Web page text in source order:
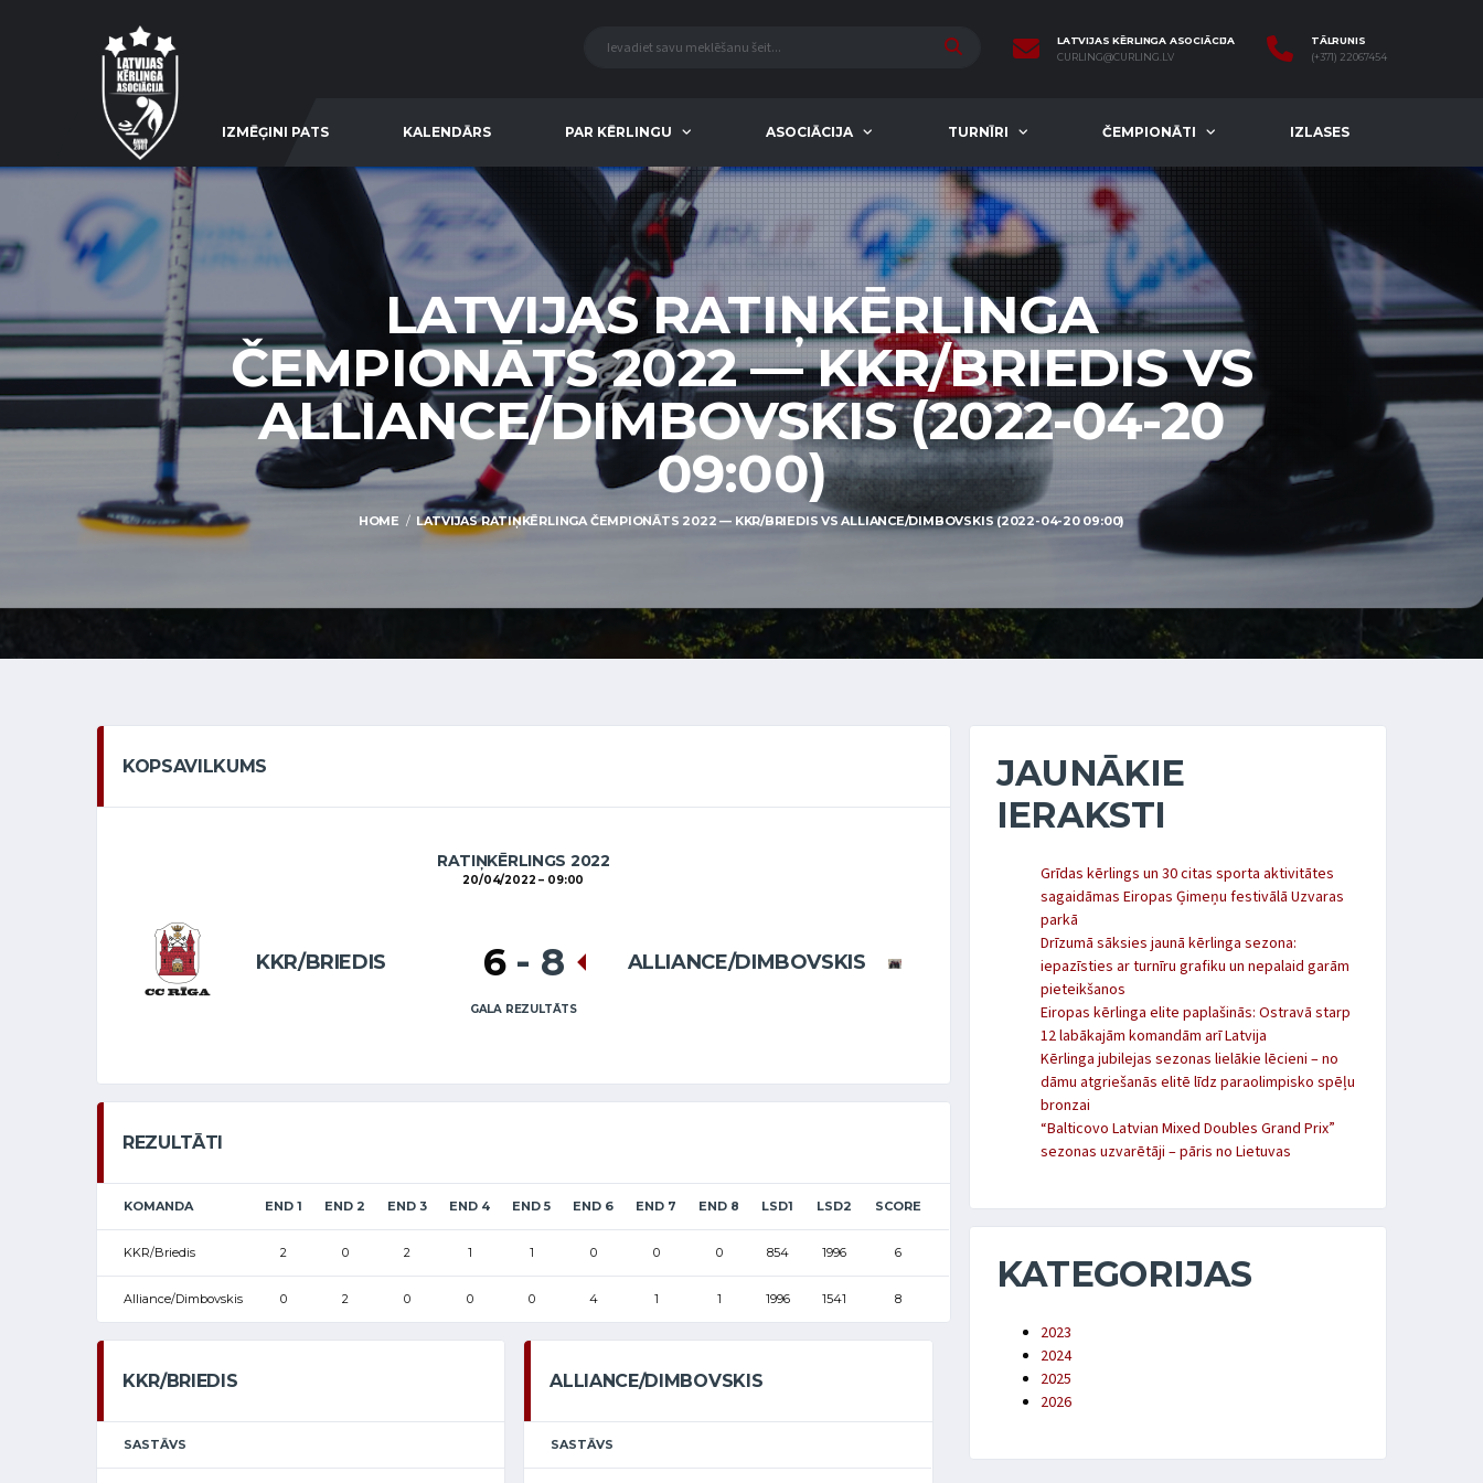
LATVIJAS KĒRLINGA ASOCIĀCIJA
CURLING@CURLING.LV
TĀLRUNIS
(+371) 22067454
IZMĒĢINI PATS KALENDĀRS PAR KĒRLINGU ASOCIĀCIJA TURNĪRI ČEMPIONĀTI IZLASES
LATVIJAS RATIŅKĒRLINGA
ČEMPIONĀTS 2022 — KKR/BRIEDIS VS
ALLIANCE/DIMBOVSKIS (2022-04-20
09:00)
HOME LATVIJAS RATIŅKĒRLINGA ČEMPIONĀTS 2022 — KKR/BRIEDIS VS ALLIANCE/DIMBOVSKIS (2022-04-20 09:00)
KOPSAVILKUMS
RATIŅKĒRLINGS 2022
20/04/2022 09:00
KKR/BRIEDIS ALLIANCE/DIMBOVSKIS
6 - 8
GALA REZULTĀTS
REZULTĀTI
KOMANDA END 1 END 2 END 3 END 4 END 5 END 6 END 7 END 8 LSD1 LSD2 SCORE
KKR/Briedis 2 0 2 1 1 0 0 0 854 1996 6
Alliance/Dimbovskis 0 2 0 0 0 4 1 1 1996 1541 8
KKR/BRIEDIS
SASTĀVS
ALLIANCE/DIMBOVSKIS
SASTĀVS
JAUNĀKIE
IERAKSTI
Grīdas kērlings un 30 citas sporta aktivitātes
sagaidāmas Eiropas Ģimeņu festivālā Uzvaras
parkā
Drīzumā sāksies jaunā kērlinga sezona:
iepazīsties ar turnīru grafiku un nepalaid garām
pieteikšanos
Eiropas kērlinga elite paplašinās: Ostravā starp
12 labākajām komandām arī Latvija
Kērlinga jubilejas sezonas lielākie lēcieni – no
dāmu atgriešanās elitē līdz paraolimpisko spēļu
bronzai
“Balticovo Latvian Mixed Doubles Grand Prix”
sezonas uzvarētāji – pāris no Lietuvas
KATEGORIJAS
2023
2024
2025
2026